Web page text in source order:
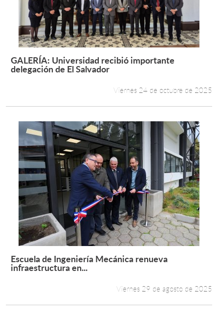
Leer más +
GALERÍA: Universidad recibió importante
delegación de El Salvador
Viernes 24 de octubre de 2025
Leer más +
Escuela de Ingeniería Mecánica renueva
infraestructura en...
Viernes 29 de agosto de 2025